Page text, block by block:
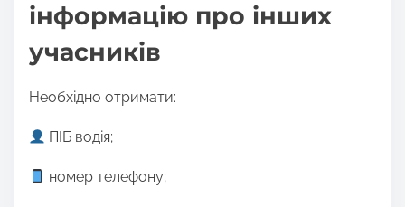
інформацію про інших
учасників
Необхідно отримати:
ПІБ водія;
номер телефону;